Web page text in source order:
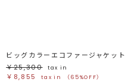
ビッグカラーエコファージャケット
￥25,300
tax in
￥8,855 tax in （65%OFF）